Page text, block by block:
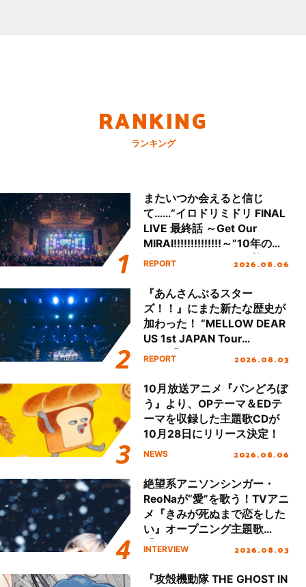
RANKING
ランキング
またいつか会えると信じ
て……“イロドリミドリ FINAL
LIVE 最終話 ～Get Our
MIRAI!!!!!!!!!!!!!!～”10年の活
動を経てファイナルを迎える
REPORT 2026.08.06
『あんさんぶるスター
ズ！！』にまた新たな歴史が
加わった！ “MELLOW DEAR
US 1st JAPAN Tour
Final「NICE to meet YOU
ート!!
REPORT 2026.08.03
10月放送アニメ『パンどろぼ
う』より、OPテーマ＆EDテ
ーマを収録した主題歌CDが
10月28日にリリース決定！
NEWS 2026.08.06
絶望系アニソンシンガー・
ReoNaが“愛”を歌う！TVアニ
メ『きみが死ぬまで恋をした
い』オープニング主題歌
「Amore」インタビュー
INTERVIEW 2026.08.03
『攻殻機動隊 THE GHOST IN